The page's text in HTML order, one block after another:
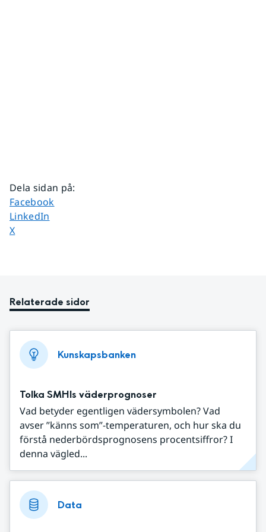
Dela sidan på:
Dela sidan på
Facebook
Dela sidan på
LinkedIn
Dela sidan på
X
Relaterade sidor
Kunskapsbanken
Tolka SMHIs väderprognoser
Vad betyder egentligen vädersymbolen? Vad
avser ”känns som”-temperaturen, och hur ska du
förstå nederbördsprognosens procentsiffror? I
denna vägled...
Data